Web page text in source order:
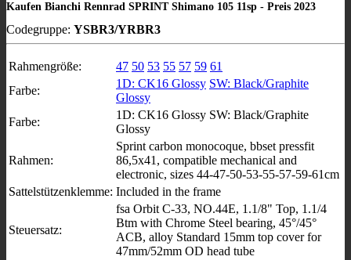
Kaufen Bianchi Rennrad SPRINT Shimano 105 11sp - Preis 2023
Codegruppe: YSBR3/YRBR3
Rahmengröße: 47 50 53 55 57 59 61
Farbe:
1D: CK16 Glossy SW: Black/Graphite
Glossy
Farbe:
1D: CK16 Glossy SW: Black/Graphite
Glossy
Rahmen:
Sprint carbon monocoque, bbset pressfit
86,5x41, compatible mechanical and
electronic, sizes 44-47-50-53-55-57-59-61cm
Sattelstützenklemme: Included in the frame
Steuersatz:
fsa Orbit C-33, NO.44E, 1.1/8" Top, 1.1/4
Btm with Chrome Steel bearing, 45°/45°
ACB, alloy Standard 15mm top cover for
47mm/52mm OD head tube